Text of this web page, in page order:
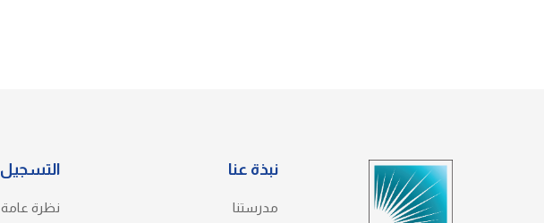
نبذة عنا
مدرستنا
التسجيل
نظرة عامة